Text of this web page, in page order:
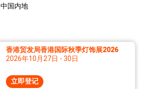
中国内地
香港贸发局香港国际秋季灯饰展2026
2026年10月27日 - 30日
立即登记